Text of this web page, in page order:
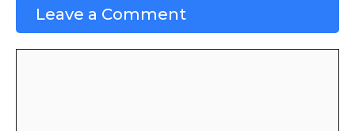
Leave a Comment